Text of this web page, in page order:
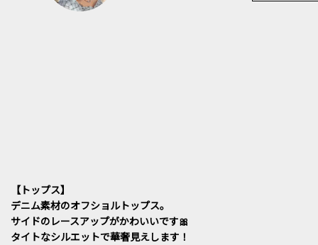
【トップス】
デニム素材のオフショルトップス。
サイドのレースアップがかわいいです🎀
タイトなシルエットで華奢見えします！